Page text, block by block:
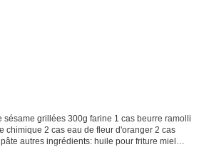
grillées 300g farine 1 cas beurre ramolli
chimique 2 cas eau de fleur d'oranger 2 cas
autres ingrédients: huile pour friture miel